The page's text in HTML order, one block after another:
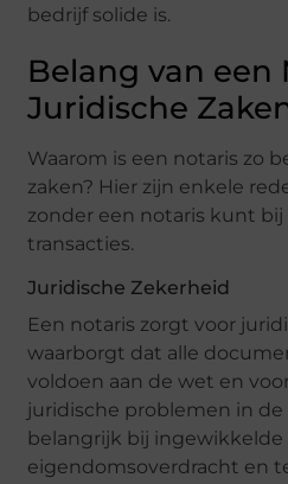
bedrijf solide is.
Belang van een
Juridische
Waarom is een notaris zo
zaken? Hier zijn enkele
zonder een notaris kunt
transacties.
Juridische Zekerheid
Een notaris zorgt voor
waarborgt dat alle
voldoen aan de wet en
juridische problemen in de
belangrijk bij ingewikkelde
eigendomsoverdracht en